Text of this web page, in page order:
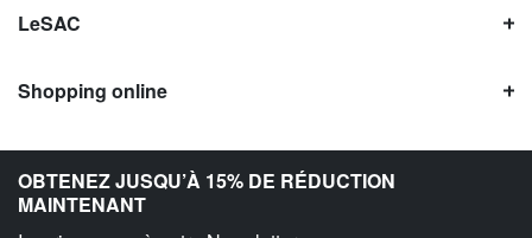
OBTENEZ JUSQU’À 15% DE RÉDUCTION
MAINTENANT
LeSAC
Shopping online
Avis LeSAC